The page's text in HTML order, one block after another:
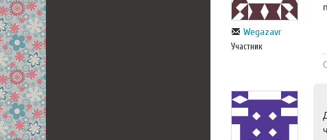
Wegazavr
Участник